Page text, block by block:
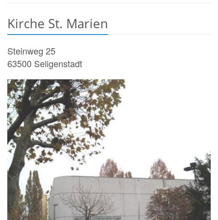
Kirche St. Marien
Steinweg 25
63500 Seligenstadt